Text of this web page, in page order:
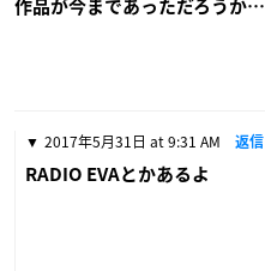
作品が今まであっただろうか…
2017年5月31日 at 9:31 AM 返信
RADIO EVAとかあるよ